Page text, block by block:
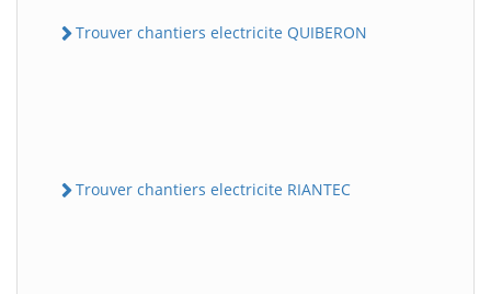
Trouver chantiers electricite QUIBERON
Trouver chantiers electricite RIANTEC